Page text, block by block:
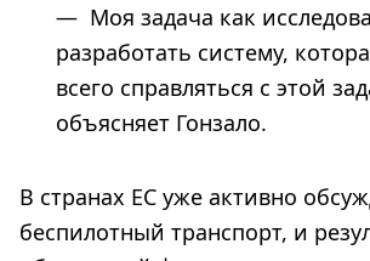
— Моя задача как
разработать систему,
всего справляться с этой
объясняет Гонзало.
В странах ЕС уже активно
беспилотный транспорт, и